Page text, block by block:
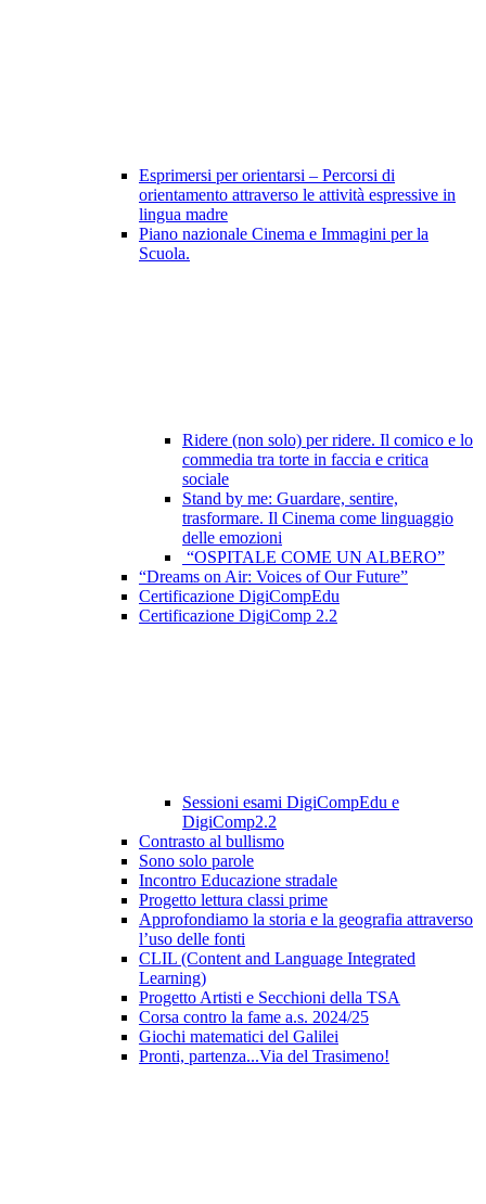
Esprimersi per orientarsi – Percorsi di
orientamento attraverso le attività espressive in
lingua madre
Piano nazionale Cinema e Immagini per la
Scuola.
Ridere (non solo) per ridere. Il comico e lo
commedia tra torte in faccia e critica
sociale
Stand by me: Guardare, sentire,
trasformare. Il Cinema come linguaggio
delle emozioni
“OSPITALE COME UN ALBERO”
“Dreams on Air: Voices of Our Future”
Certificazione DigiCompEdu
Certificazione DigiComp 2.2
Sessioni esami DigiCompEdu e
DigiComp2.2
Contrasto al bullismo
Sono solo parole
Incontro Educazione stradale
Progetto lettura classi prime
Approfondiamo la storia e la geografia attraverso
l’uso delle fonti
CLIL (Content and Language Integrated
Learning)
Progetto Artisti e Secchioni della TSA
Corsa contro la fame a.s. 2024/25
Giochi matematici del Galilei
Pronti, partenza...Via del Trasimeno!